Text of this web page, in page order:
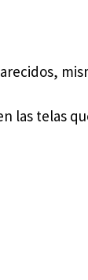
las telas